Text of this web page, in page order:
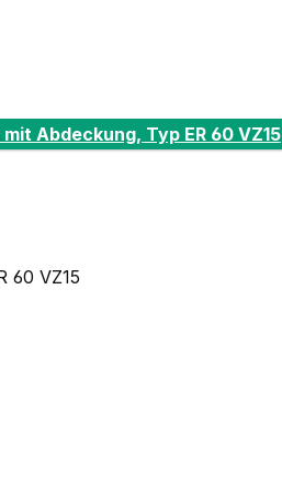
Abdeckung, Typ ER 60 VZ15
60 VZ15